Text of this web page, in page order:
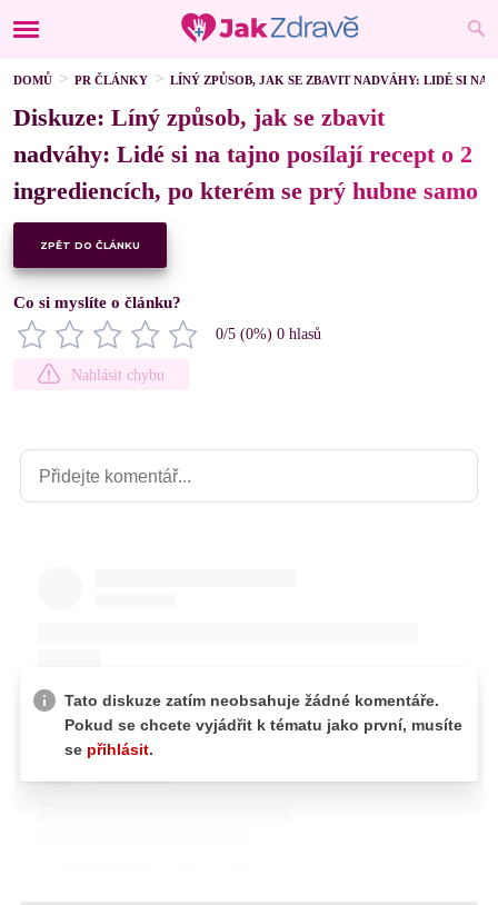
DOMŮ PR ČLÁNKY LÍNÝ ZPŮSOB, JAK SE ZBAVIT NADVÁHY: LIDÉ SI NA
Diskuze: Líný způsob, jak se zbavit
nadváhy: Lidé si na tajno posílají recept o 2
ingrediencích, po kterém se prý hubne samo
ZPĚT DO ČLÁNKU
Co si myslíte o článku?
0/5 (0%) 0 hlasů
Nahlásit chybu